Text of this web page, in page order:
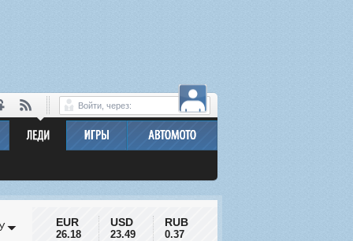
Войти, через:
EUR
26.18
USD
23.49
RUB
0.37